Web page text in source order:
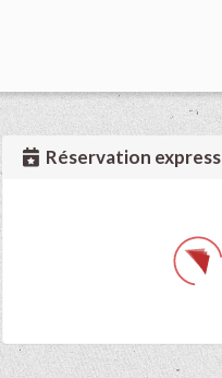
Réservation express